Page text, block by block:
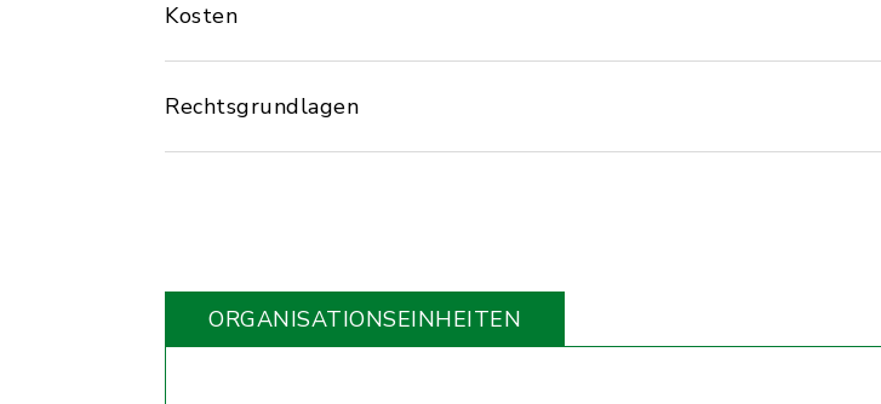
Kosten
Rechtsgrundlagen
ORGANISATIONS­EINHEITEN